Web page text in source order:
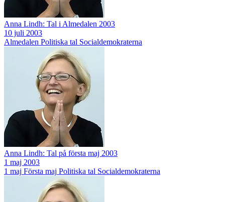
Anna Lindh: Tal i Almedalen 2003
10 juli 2003
Almedalen Politiska tal Socialdemokraterna
Anna Lindh: Tal på första maj 2003
1 maj 2003
1 maj Första maj Politiska tal Socialdemokraterna